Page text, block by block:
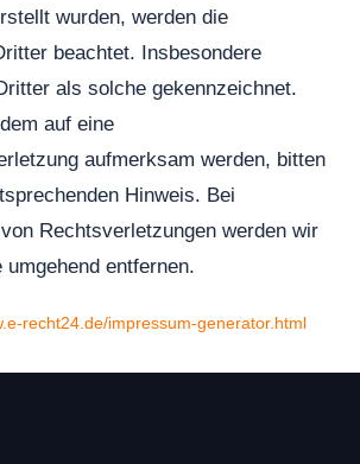
wurden, werden die
beachtet. Insbesondere
als solche gekennzeichnet.
auf eine
aufmerksam werden, bitten
Hinweis. Bei
Rechtsverletzungen werden wir
entfernen.
recht24.de/impressum-generator.html